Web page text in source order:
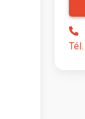
Tél.